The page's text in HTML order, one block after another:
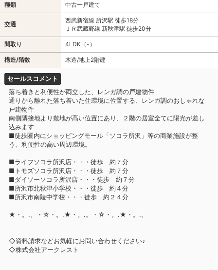
種類 中古一戸建て
交通
西武新宿線 所沢駅 徒歩18分
ＪＲ武蔵野線 新秋津駅 徒歩20分
間取り 4LDK（-）
構造/階数 木造/地上2階建
セールスコメント
落ち着きと利便性が両立した、レンガ調の戸建物件
通りから離れた落ち着いた住環境に位置する、レンガ調のおしゃれな
戸建物件
南側隣接地より敷地が高い位置にあり、２階の居室全てに陽光が差し
込みます
■徒歩圏内にショッピングモール「ソコラ所沢」等の商業施設が整
う、利便性の高い周辺環境。
■ライフソコラ所沢店・・・徒歩 約７分
■トモズソコラ所沢店・・・徒歩 約７分
■ダイソーソコラ所沢店・・・徒歩 約７分
■所沢市北秋津小学校・・・徒歩 約４分
■所沢市南陵中学校・・・徒歩 約２４分
★・。.。・☆・。.★・。.。・☆・。.★・。.。
◇資料請求などお気軽にお問い合わせください♪
◇株式会社アークレスト